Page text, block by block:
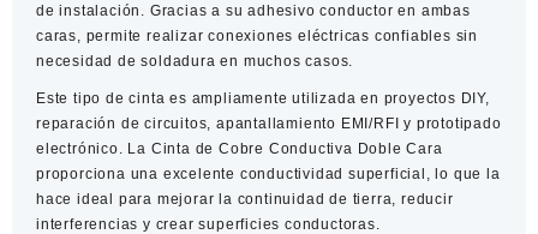
de instalación. Gracias a su adhesivo conductor en ambas
caras, permite realizar conexiones eléctricas confiables sin
necesidad de soldadura en muchos casos.
Este tipo de cinta es ampliamente utilizada en proyectos DIY,
reparación de circuitos, apantallamiento EMI/RFI y prototipado
electrónico. La Cinta de Cobre Conductiva Doble Cara
proporciona una excelente conductividad superficial, lo que la
hace ideal para mejorar la continuidad de tierra, reducir
interferencias y crear superficies conductoras.